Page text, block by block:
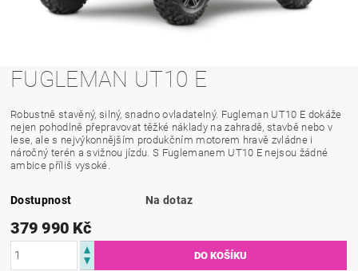
FUGLEMAN UT10 E
Robustně stavěný, silný, snadno ovladatelný. Fugleman UT10 E dokáže
nejen pohodlně přepravovat těžké náklady na zahradě, stavbě nebo v
lese, ale s nejvýkonnějším produkčním motorem hravě zvládne i
náročný terén a svižnou jízdu. S Fuglemanem UT10 E nejsou žádné
ambice příliš vysoké.
Dostupnost Na dotaz
379 990 Kč